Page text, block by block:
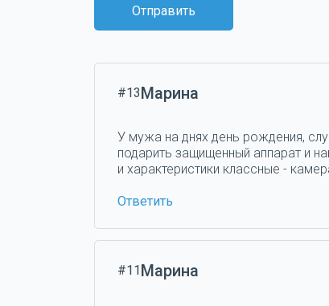
Отправить
#13Марина
У мужа на днях день рождения,
подарить защищенный аппарат и
и характеристики классные -
Ответить
#11Марина